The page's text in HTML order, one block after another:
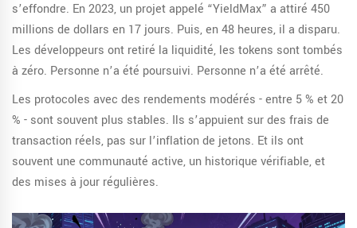
s’effondre. En 2023, un projet appelé “YieldMax” a attiré 450
millions de dollars en 17 jours. Puis, en 48 heures, il a disparu.
Les développeurs ont retiré la liquidité, les tokens sont tombés
à zéro. Personne n’a été poursuivi. Personne n’a été arrêté.
Les protocoles avec des rendements modérés - entre 5 % et 20
% - sont souvent plus stables. Ils s’appuient sur des frais de
transaction réels, pas sur l’inflation de jetons. Et ils ont
souvent une communauté active, un historique vérifiable, et
des mises à jour régulières.